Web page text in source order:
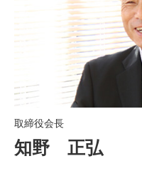
取締役会長
知野 正弘